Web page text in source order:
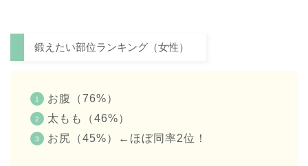
鍛えたい部位ランキング（女性）
お腹（76%）
太もも（46%）
お尻（45%）←ほぼ同率2位！